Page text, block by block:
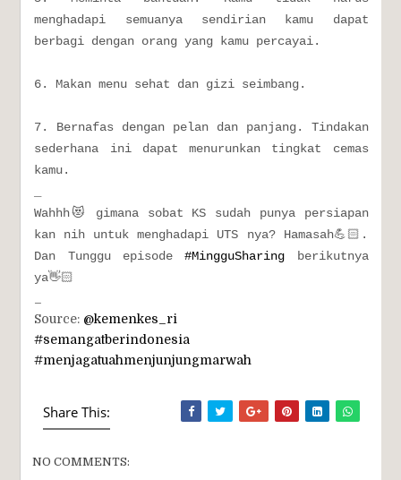
menghadapi semuanya sendirian kamu dapat
berbagi dengan orang yang kamu percayai.
6. Makan menu sehat dan gizi seimbang.
7. Bernafas dengan pelan dan panjang. Tindakan
sederhana ini dapat menurunkan tingkat cemas
kamu.
Wahhh😻 gimana sobat KS sudah punya persiapan
kan nih untuk menghadapi UTS nya? Hamasah💪🏻.
Dan Tunggu episode#MingguSharing berikutnya
ya👋🏻
Source: @kemenkes_ri
#semangatberindonesia
#menjagatuahmenjunjungmarwah
Share This:
NO COMMENTS: